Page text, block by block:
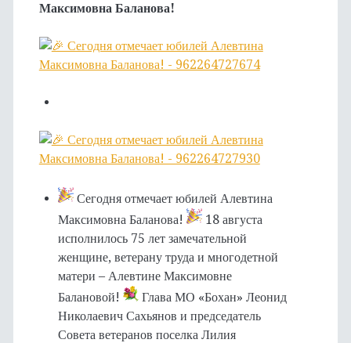
Максимовна Баланова!
Сегодня отмечает юбилей Алевтина
Максимовна Баланова!
18 августа
исполнилось 75 лет замечательной
женщине, ветерану труда и многодетной
матери – Алевтине Максимовне
Балановой!
Глава МО «Бохан» Леонид
Николаевич Сахьянов и председатель
Совета ветеранов поселка Лилия